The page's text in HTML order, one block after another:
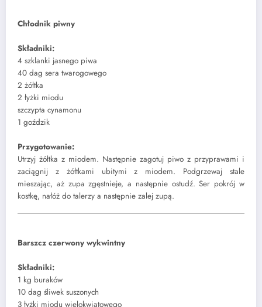
Chłodnik piwny
Składniki:
4 szklanki jasnego piwa
40 dag sera twarogowego
2 żółtka
2 łyżki miodu
szczypta cynamonu
1 goździk
Przygotowanie:
Utrzyj żółtka z miodem. Następnie zagotuj piwo z przyprawami i
zaciągnij z żółtkami ubitymi z miodem. Podgrzewaj stale
mieszając, aż zupa zgęstnieje, a następnie ostudź. Ser pokrój w
kostkę, nałóż do talerzy a następnie zalej zupą.
Barszcz czerwony wykwintny
Składniki:
1 kg buraków
10 dag śliwek suszonych
3 łyżki miodu wielokwiatowego